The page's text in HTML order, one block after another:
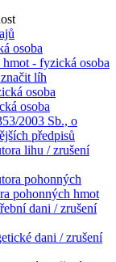
osoba
- fyzická osoba
líh
osoba
osoba
2003 Sb., o
předpisů
lihu / zrušení
pohonných
pohonných hmot
dani / zrušení
dani / zrušení